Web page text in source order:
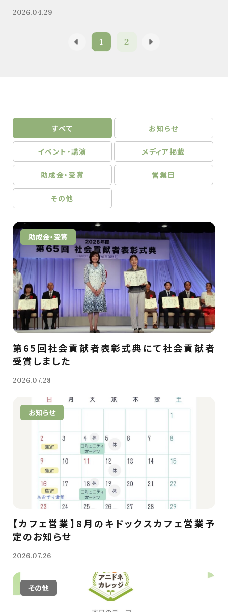
2026.04.29
1 2
すべて お知らせ
イベント・講演 メディア掲載
助成金・受賞 営業日
その他
助成金・受賞
第65回社会貢献者表彰式典にて社会貢献者
受賞しました
2026.07.28
お知らせ
【カフェ営業】8月のキドックスカフェ営業予
定のお知らせ
2026.07.26
その他